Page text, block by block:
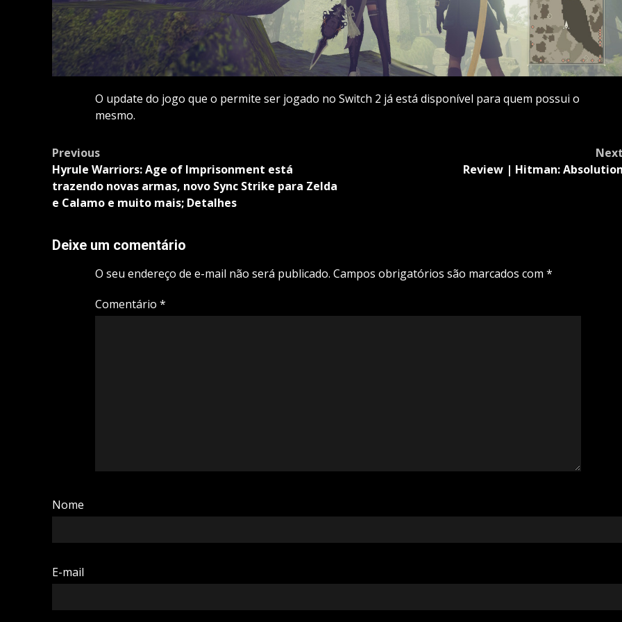
O update do jogo que o permite ser jogado no Switch 2 já está disponível para quem possui o
mesmo.
Post
navigation
Previous
Hyrule Warriors: Age of Imprisonment está
trazendo novas armas, novo Sync Strike para Zelda
e Calamo e muito mais; Detalhes
Review | Hitman:
Deixe um comentário
O seu endereço de e-mail não será publicado. Campos obrigatórios são marcados com *
Comentário *
Nome
E-mail